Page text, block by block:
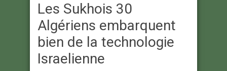
Les Sukhois 30
Algériens embarquent
bien de la technologie
Israelienne